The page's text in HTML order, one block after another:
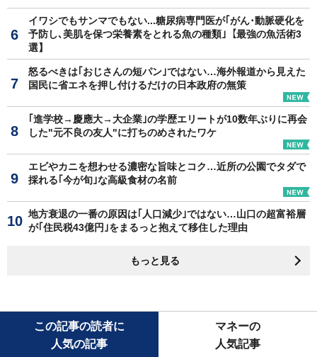
イワシでもサンマでもない...糖尿病専門医が｢がん･動脈硬化を
予防し､美肌を保つ栄養素をとれる魚の種類｣【最強の魚活術3
選】
怒るべきは｢おじさんの短パン｣ではない…海外報道から見えた
国民に省エネを押し付けるだけの日本政府の無策
｢進学校→慶應大→大企業｣の学歴エリートが10数年ぶりに再会
した"元不良の友人"に打ちのめされたワケ
エビやカニを想わせる濃密な旨味とコク…近所の公園でタダで
採れる｢今が旬｣な高級食材の名前
地方衰退の一番の原因は｢人口減少｣ではない…山口の超富裕層
が｢住民税43億円｣をまるっと抱えて移住した理由
もっと見る
この記事の読者に
人気の記事
マネーの
人気記事